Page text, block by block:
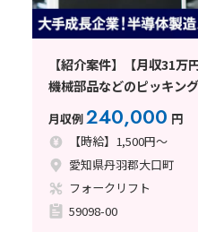
【紹介案件】【月収31
機械部品などのピッキン
月収例240,000 円
【時給】1,500円～
愛知県丹羽郡大口町
フォークリフト
59098-00